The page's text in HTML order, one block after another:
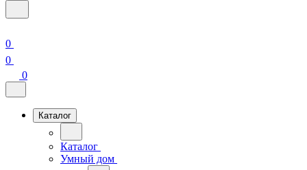
0
0
0
Каталог
Каталог
Умный дом